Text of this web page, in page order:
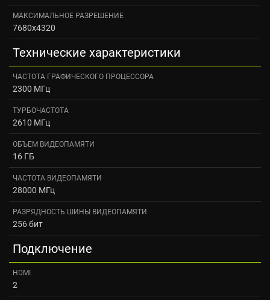
МАКСИМАЛЬНОЕ РАЗРЕШЕНИЕ
7680x4320
Технические характеристики
ЧАСТОТА ГРАФИЧЕСКОГО ПРОЦЕССОРА
2300 МГц
ТУРБОЧАСТОТА
2610 МГц
ОБЪЕМ ВИДЕОПАМЯТИ
16 ГБ
ЧАСТОТА ВИДЕОПАМЯТИ
28000 МГц
РАЗРЯДНОСТЬ ШИНЫ ВИДЕОПАМЯТИ
256 бит
Подключение
HDMI
2